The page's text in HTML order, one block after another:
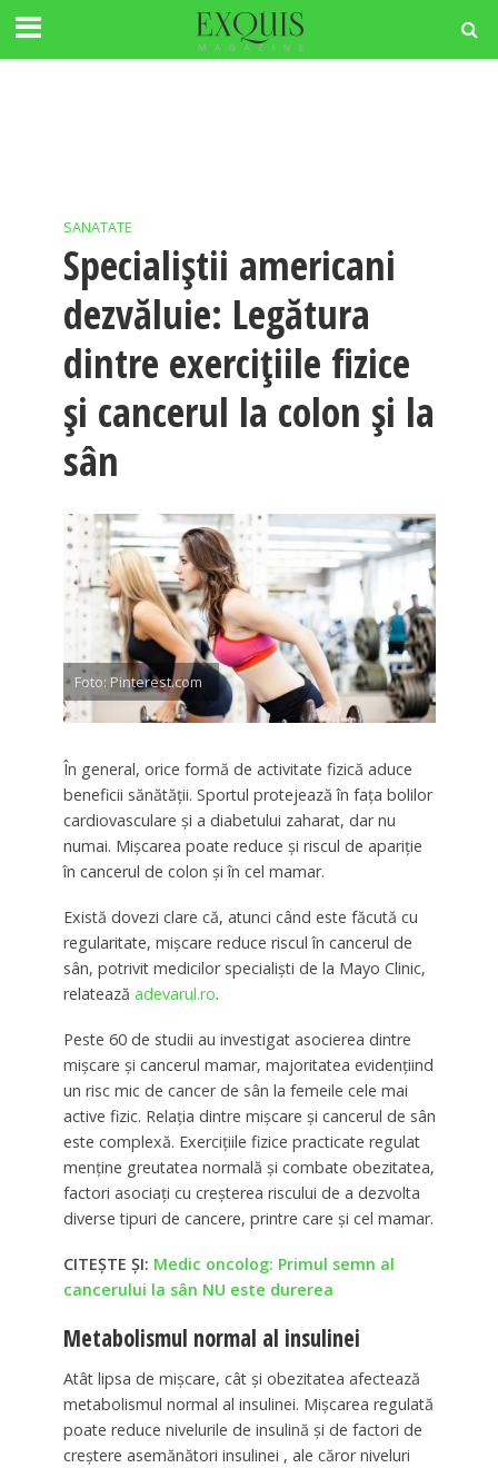
SANATATE
Specialiştii americani
dezvăluie: Legătura
dintre exerciţiile fizice
şi cancerul la colon şi la
sân
Foto: Pinterest.com
În general, orice formă de activitate fizică aduce
beneficii sănătăţii. Sportul protejează în faţa bolilor
cardiovasculare şi a diabetului zaharat, dar nu
numai. Mişcarea poate reduce şi riscul de apariţie
în cancerul de colon şi în cel mamar.
Există dovezi clare că, atunci când este făcută cu
regularitate, mişcare reduce riscul în cancerul de
sân, potrivit medicilor specialişti de la Mayo Clinic,
relatează adevarul.ro.
Peste 60 de studii au investigat asocierea dintre
mişcare şi cancerul mamar, majoritatea evidenţiind
un risc mic de cancer de sân la femeile cele mai
active fizic. Relaţia dintre mişcare şi cancerul de sân
este complexă. Exerciţiile fizice practicate regulat
menţine greutatea normală şi combate obezitatea,
factori asociaţi cu creşterea riscului de a dezvolta
diverse tipuri de cancere, printre care şi cel mamar.
CITEȘTE ȘI: Medic oncolog: Primul semn al
cancerului la sân NU este durerea
Metabolismul normal al insulinei
Atât lipsa de mişcare, cât şi obezitatea afectează
metabolismul normal al insulinei. Mişcarea regulată
poate reduce nivelurile de insulină şi de factori de
creştere asemănători insulinei , ale căror niveluri